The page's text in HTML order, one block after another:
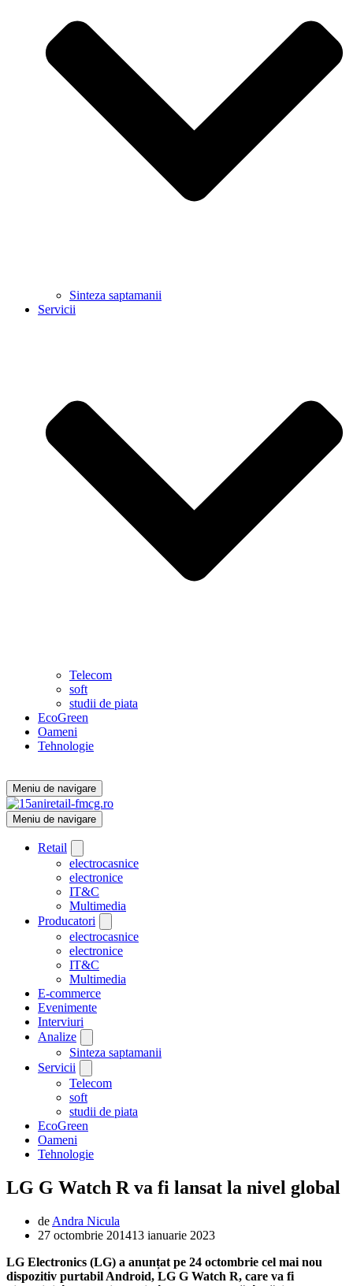
Sinteza saptamanii
Servicii
Telecom
soft
studii de piata
EcoGreen
Oameni
Tehnologie
Meniu de navigare
Meniu de navigare
Retail
electrocasnice
electronice
IT&C
Multimedia
Producatori
electrocasnice
electronice
IT&C
Multimedia
E-commerce
Evenimente
Interviuri
Analize
Sinteza saptamanii
Servicii
Telecom
soft
studii de piata
EcoGreen
Oameni
Tehnologie
LG G Watch R va fi lansat la nivel global
de Andra Nicula
27 octombrie 201413 ianuarie 2023
LG Electronics (LG) a anunțat pe 24 octombrie cel mai nou
dispozitiv purtabil Android, LG G Watch R, care va fi